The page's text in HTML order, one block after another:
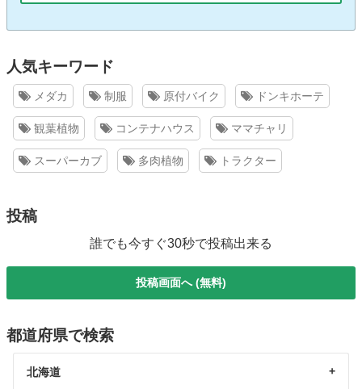
人気キーワード
メダカ 制服 原付バイク ドンキホーテ
観葉植物 コンテナハウス ママチャリ
スーパーカブ 多肉植物 トラクター
投稿
誰でも今すぐ30秒で投稿出来る
投稿画面へ (無料)
都道府県で検索
北海道